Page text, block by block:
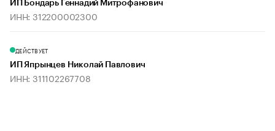
ИП Бондарь Геннадий Митрофанович
ИНН: 312200002300
ДЕЙСТВУЕТ
ИП Япрынцев Николай Павлович
ИНН: 311102267708